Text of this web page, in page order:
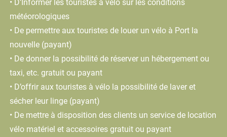
météorologiques
• De permettre aux touristes de louer un vélo à Port la
nouvelle (payant)
• De donner la possibilité de réserver un hébergement ou
taxi, etc. gratuit ou payant
• D’offrir aux touristes à vélo la possibilité de laver et
sécher leur linge (payant)
• De mettre à disposition des clients un service de location
vélo matériel et accessoires gratuit ou payant